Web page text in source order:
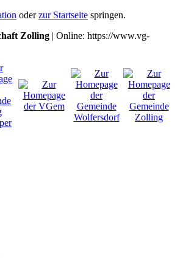
oderzur Startseite springen.
Zolling | Online: https://www.vg-